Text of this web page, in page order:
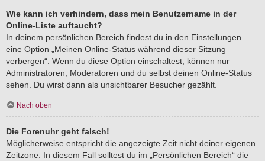
Wie kann ich verhindern, dass mein Benutzername in der
Online-Liste auftaucht?
In deinem persönlichen Bereich findest du in den Einstellungen
eine Option „Meinen Online-Status während dieser Sitzung
verbergen“. Wenn du diese Option einschaltest, können nur
Administratoren, Moderatoren und du selbst deinen Online-Status
sehen. Du wirst dann als unsichtbarer Besucher gezählt.
Nach oben
Die Forenuhr geht falsch!
Möglicherweise entspricht die angezeigte Zeit nicht deiner eigenen
Zeitzone. In diesem Fall solltest du im „Persönlichen Bereich“ die